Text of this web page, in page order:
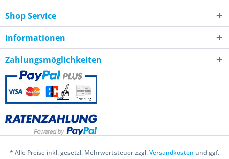
Shop Service
Informationen
Zahlungsmöglichkeiten
* Alle Preise inkl. gesetzl. Mehrwertsteuer zzgl.Versandkosten und ggf.